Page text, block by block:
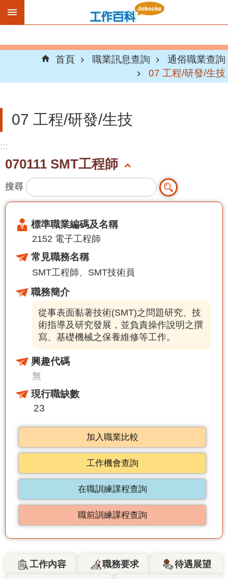
跳到主要內容區塊
首頁 職業訊息查詢
通俗職業查詢
07 工程/研發/生技
07 工程/研發/生技
:::
070111 SMT工程師
搜尋
標準職業編碼及名稱
2152 電子工程師
常見職務名稱
SMT工程師 SMT技術員
職務簡介
從事表面黏著技術(SMT)之問題研究、技
術指導及研究發展，並負責操作說明之撰
寫、基礎機械之保養維修等工作。
興趣代碼
無
現行職缺數
23
加入職業比較
工作機會查詢
在職訓練課程查詢
職前訓練課程查詢
工作內容 職務要求
待遇展望